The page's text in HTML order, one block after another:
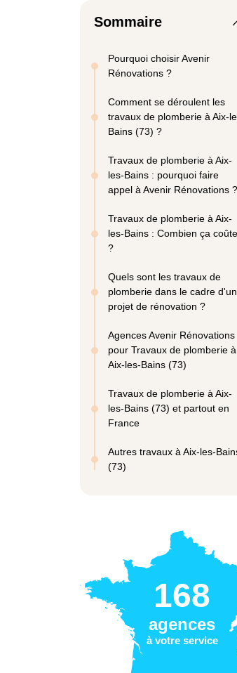
Sommaire
Pourquoi choisir Avenir
Rénovations ?
Comment se déroulent les
travaux de plomberie à Aix-
Bains (73) ?
Travaux de plomberie à Aix-
les-Bains : pourquoi faire
appel à Avenir Rénovations ?
Travaux de plomberie à Aix-
les-Bains : Combien ça coûte
?
Quels sont les travaux de
plomberie dans le cadre d'un
projet de rénovation ?
Agences Avenir Rénovations
pour Travaux de plomberie à
Aix-les-Bains (73)
Travaux de plomberie à Aix-
les-Bains (73) et partout en
France
Autres travaux à Aix-les-
(73)
168
agences
à votre service